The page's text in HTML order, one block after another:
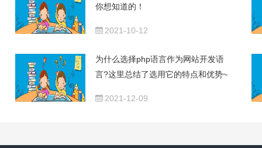
你想知道的！
2021-10-12
为什么选择php语言作为网站开发语
言?这里总结了选用它的特点和优势~
2021-12-09